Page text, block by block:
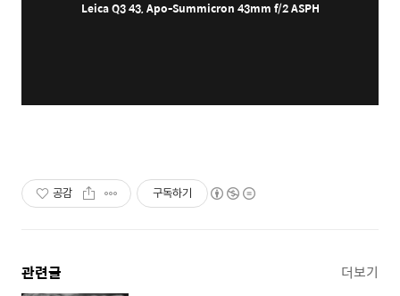
Leica Q3 43, Apo-Summicron 43mm f/2 ASPH
공감 구독하기
관련글 더보기